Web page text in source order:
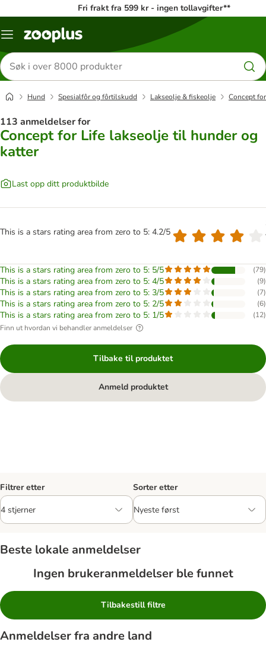
Fri frakt fra 599 kr - ingen tollavgifter**
Katalogmeny
Søk
etter
produkter
Hund Spesialfôr og fôrtilskudd Lakseolje & fiskeolje Concept
113 anmeldelser for
Concept for Life lakseolje til hunder og
katter
Last opp ditt produktbilde
This is a stars rating area from zero to 5: 4.2/5
This is a stars rating area from zero to 5: 5/5 (79)
This is a stars rating area from zero to 5: 4/5 (9)
This is a stars rating area from zero to 5: 3/5 (7)
This is a stars rating area from zero to 5: 2/5 (6)
This is a stars rating area from zero to 5: 1/5 (12)
Finn ut hvordan vi behandler anmeldelser
Tilbake til produktet
Anmeld produktet
Filtrer etter Sorter etter
Beste lokale anmeldelser
Ingen brukeranmeldelser ble funnet
Tilbakestill filtre
Anmeldelser fra andre land